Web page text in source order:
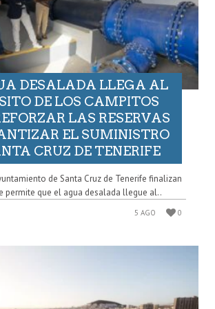
DESALADA LLEGA AL
DE LOS CAMPITOS
LAS RESERVAS
EL SUMINISTRO
CRUZ DE TENERIFE
de Santa Cruz de Tenerife finalizan
permite que el agua desalada llegue al..
5 AGO 0